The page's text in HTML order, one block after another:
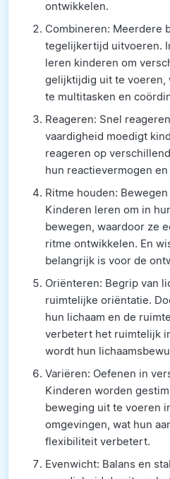
ontwikkelen.
Combineren: Meerdere
tegelijkertijd uitvoeren.
leren kinderen om
gelijktijdig uit te voeren,
te multitasken en
Reageren: Snel
vaardigheid moedigt
reageren op
hun reactievermogen
Ritme houden:
Kinderen leren om in
bewegen, waardoor ze
ritme ontwikkelen. En
belangrijk is voor de
Oriënteren: Begrip van
ruimtelijke oriëntatie.
hun lichaam en de
verbetert het ruimtelijk
wordt hun
Variëren: Oefenen in
Kinderen worden
beweging uit te voeren
omgevingen, wat hun
flexibiliteit verbetert.
Evenwicht: Balans en